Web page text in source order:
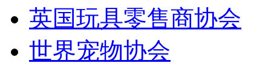
英国玩具零售商协会
世界宠物协会